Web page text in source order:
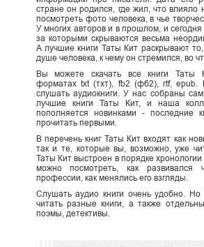
стране он родился, где жил, что влияло
посмотреть фото человека, в чье
У многих авторов и в прошлом, и
за которыми скрываются весьма
А лучшие книги Таты Кит раскрывают
душе человека, к чему он стремился, во
Вы можете скачать все книги Таты
форматах txt (тхт), fb2 (фб2), rtf, epub.
слушать аудиокниги. У нас собраны
лучшие книги Таты Кит, и наша
пополняется новинками - последние
прочитать первыми.
В перечень книг Таты Кит входят как
так и те, которые вы, возможно, уже
Таты Кит выстроен в порядке
можно посмотреть, как развивался
профессии, как менялись его взгляды.
Слушать аудио книги очень удобно.
читать разные книги, а также
поэмы, детективы.